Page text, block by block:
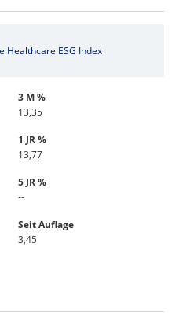
Healthcare ESG Index
3 M %
13,35
1 JR %
13,77
5 JR %
--
Seit Auflage
3,45